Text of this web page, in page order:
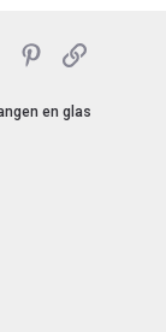
LinkedInPinterest
Link
en glas